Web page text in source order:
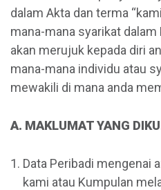
dalam Akta dan terma
mana-mana syarikat dalam
akan merujuk kepada diri
mana-mana individu atau
mewakili di mana anda
A. MAKLUMAT YANG
Data Peribadi mengenai
kami atau Kumpulan